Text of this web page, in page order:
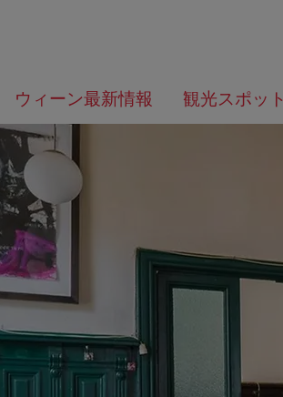
ニ
ー
へ
の
ー
ジ
の
ト
ッ
プ
へ
ウィーン最新情報 観光スポット
何
を
お